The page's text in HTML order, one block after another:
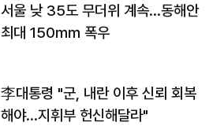
서울 낮 35도 무더위 계속…동해안
최대 150㎜ 폭우
李대통령 "군, 내란 이후 신뢰 회복
해야…지휘부 헌신해달라"